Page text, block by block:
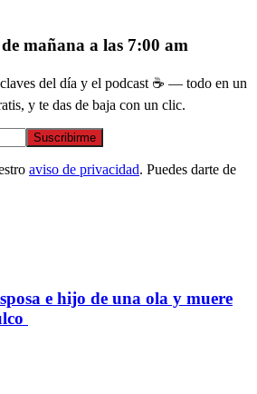
mañana a las 7:00 am
del día y el podcast ☕ — todo en un
y te das de baja con un clic.
Suscribirme
aviso de privacidad. Puedes darte de
e hijo de una ola y muere